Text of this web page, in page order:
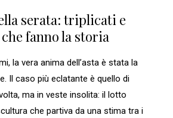
serata: triplicati e
fanno la storia
la vera anima dell’asta è stata la
Il caso più eclatante è quello di
ma in veste insolita: il lotto
che partiva da una stima tra i